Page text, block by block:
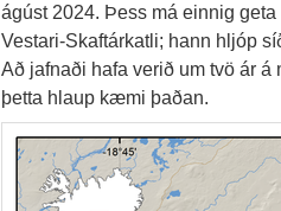
ágúst 2024. Þess má einnig
Vestari-Skaftárkatli; hann hljóp
Að jafnaði hafa verið um tvö ár
þetta hlaup kæmi þaðan.